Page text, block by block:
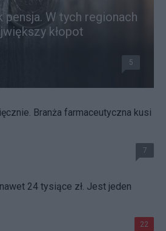
pensja. W tych regionach
kłopot
5
Branża farmaceutyczna kusi
7
24 tysiące zł. Jest jeden
22